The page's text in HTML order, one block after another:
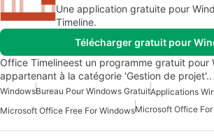
Une application gratuite pour
Timeline.
Télécharger gratuit pour
Office Timelineest un programme gratuit pour
appartenant à la catégorie 'Gestion de projet'..
WindowsBureau Pour Windows Gratuit
Microsoft Office Free For WindowsMicrosoft Office For